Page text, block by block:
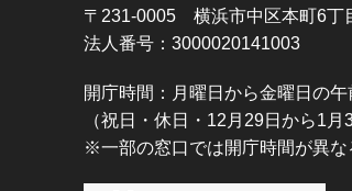
〒231-0005 横浜市中区本町6丁
法人番号：3000020141003
開庁時間：月曜日から金曜日の
（祝日・休日・12月29日から1月
※一部の窓口では開庁時間が異な